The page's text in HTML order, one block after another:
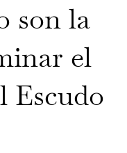
son la
el
Escudo